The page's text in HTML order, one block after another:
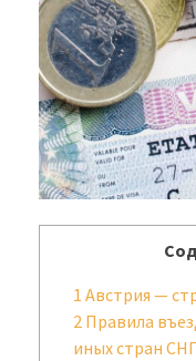
1 Австрия —
2 Правила
иных стран